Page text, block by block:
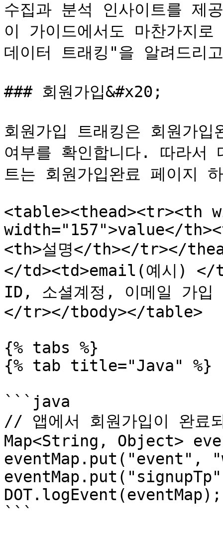
수집과 분석 인사이트를 제
이 가이드에서도 마찬가지
데이터 트래킹"을 알려드리
### 회원가입&#x20;
회원가입 트래킹은 회원가
여부를 확인합니다. 따라서
트는 회원가입완료 페이지
<table><thead><tr><th
width="157">value</
<th>설명</th></tr></
</td><td>email(예시) </
ID, 소셜계정, 이메일 가
</tr></tbody></table>
{% tabs %}
{% tab title="Java" %}
```java
// 앱에서 회원가입이 완료
Map<String, Object>
eventMap.put("event",
DOT.logEvent(eventMap);
```